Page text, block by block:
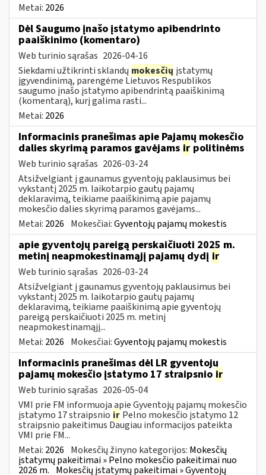
Metai: 2026
Dėl Saugumo įnašo įstatymo apibendrinto
paaiškinimo (komentaro)
Web turinio sąrašas 2026-04-16
Siekdami užtikrinti sklandų mokesčių įstatymų
įgyvendinimą, parengėme Lietuvos Respublikos
saugumo įnašo įstatymo apibendrintą paaiškinimą
(komentarą), kurį galima rasti...
Metai: 2026
Informacinis pranešimas apie Pajamų mokesčio
dalies skyrimą paramos gavėjams ir politinėms
Web turinio sąrašas 2026-03-24
Atsižvelgiant į gaunamus gyventojų paklausimus bei
vykstantį 2025 m. laikotarpio gautų pajamų
deklaravimą, teikiame paaiškinimą apie pajamų
mokesčio dalies skyrimą paramos gavėjams...
Metai: 2026 Mokesčiai:Gyventojų pajamų mokestis
apie gyventojų pareigą perskaičiuoti 2025 m.
metinį neapmokestinamąjį pajamų dydį ir
Web turinio sąrašas 2026-03-24
Atsižvelgiant į gaunamus gyventojų paklausimus bei
vykstantį 2025 m. laikotarpio gautų pajamų
deklaravimą, teikiame paaiškinimą apie gyventojų
pareigą perskaičiuoti 2025 m. metinį
neapmokestinamąjį...
Metai: 2026 Mokesčiai:Gyventojų pajamų mokestis
Informacinis pranešimas dėl LR gyventojų
pajamų mokesčio įstatymo 17 straipsnio ir
Web turinio sąrašas 2026-05-04
VMI prie FM informuoja apie Gyventojų pajamų mokesčio
įstatymo 17 straipsnio ir Pelno mokesčio įstatymo 12
straipsnio pakeitimus Daugiau informacijos pateikta
VMI prie FM...
Metai: 2026 Mokesčių žinyno kategorijos: Mokesčių
įstatymų pakeitimai » Pelno mokesčio pakeitimai nuo
2026 m. Mokesčių įstatymų pakeitimai » Gyventojų